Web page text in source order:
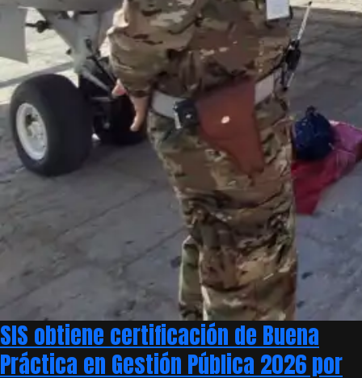
SIS obtiene certificación de Buena
Práctica en Gestión Pública 2026 por